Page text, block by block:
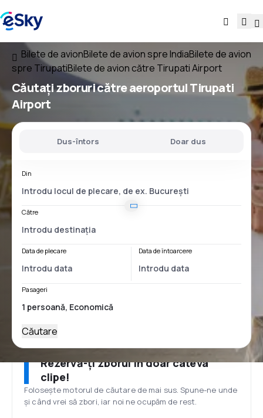
Bilete de avionBilete de avion spre IndiaBilete de avion
spre TirupatiBilete de avion către Tirupati Airport
CăutațizboruricătreaeroportulTirupati
Airport
Dus-întors Doar dus
Din
Către
Data de plecare Data de întoarcere
Pasageri
Căutare
Rezervă-ți zborul în doar câteva
clipe!
Folosește motorul de căutare de mai sus. Spune-ne unde
și când vrei să zbori, iar noi ne ocupăm de rest.